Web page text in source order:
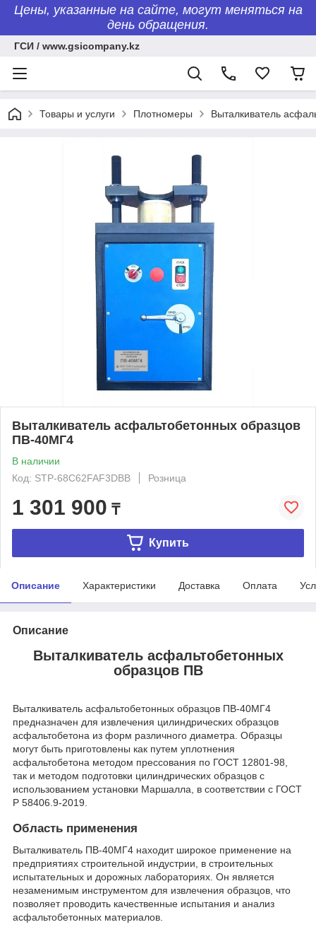
Цены, указанные на сайте, могут меняться на
день обращения.
ГСИ / www.gsicompany.kz
Товары и услуги Плотномеры Выталкиватель
Выталкиватель асфальтобетонных образцов
ПВ-40МГ4
В наличии
Код: STP-68C62FAF3DBB
Розница
1 301 900 ₸
Купить
Описание Характеристики Доставка Оплата
Описание
Выталкиватель асфальтобетонных
образцов ПВ
Выталкиватель асфальтобетонных образцов ПВ-40МГ4
предназначен для извлечения цилиндрических образцов
асфальтобетона из форм различного диаметра. Образцы
могут быть приготовлены как путем уплотнения
асфальтобетона методом прессования по ГОСТ 12801-98,
так и методом подготовки цилиндрических образцов с
использованием установки Маршалла, в соответствии с ГОСТ
Р 58406.9-2019.
Область применения
Выталкиватель ПВ-40МГ4 находит широкое применение на
предприятиях строительной индустрии, в строительных
испытательных и дорожных лабораториях. Он является
незаменимым инструментом для извлечения образцов, что
позволяет проводить качественные испытания и анализ
асфальтобетонных материалов.